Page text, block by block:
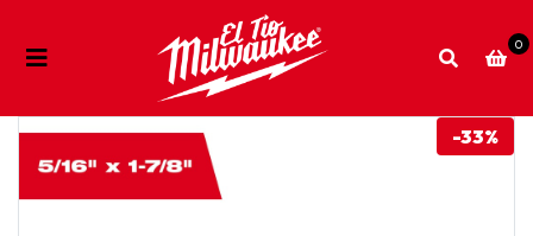
0
-33%